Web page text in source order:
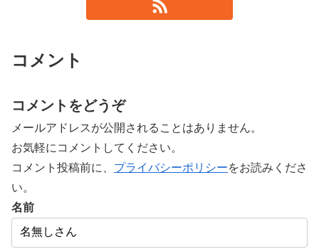
コメント
コメントをどうぞ
メールアドレスが公開されることはありません。
お気軽にコメントしてください。
コメント投稿前に、 プライバシーポリシーをお読みくださ
い。
名前